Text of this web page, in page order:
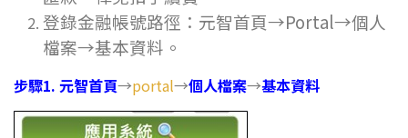
登錄金融帳號路徑：元智首頁→Portal→個人
檔案→基本資料。
步驟1. 元智首頁→portal→個人檔案→基本資料